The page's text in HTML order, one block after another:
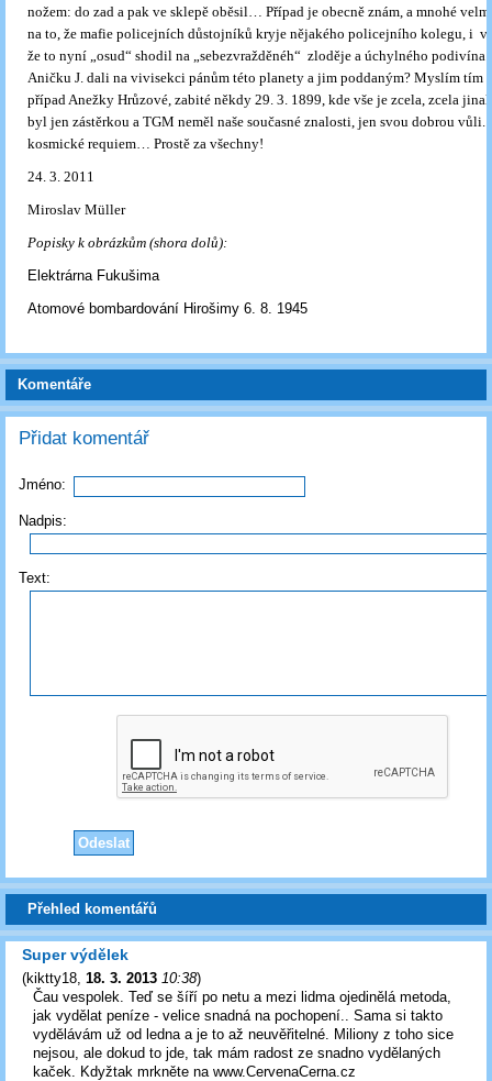
nožem: do zad a pak ve sklepě oběsil… Případ je obecně znám, a mnohé
na to, že mafie policejních důstojníků kryje nějakého policejního kolegu, i
že to nyní „osud“ shodil na „sebezvražděnéh“ zloděje a úchylného podivína
Aničku J. dali na vivisekci pánům této planety a jim poddaným? Myslím tím i
případ Anežky Hrůzové, zabité někdy 29. 3. 1899, kde vše je zcela, zcela
byl jen zástěrkou a TGM neměl naše současné znalosti, jen svou dobrou
kosmické requiem… Prostě za všechny!
24. 3. 2011
Miroslav Müller
Popisky k obrázkům (shora dolů):
Elektrárna Fukušima
Atomové bombardování Hirošimy 6. 8. 1945
Komentáře
Přidat komentář
Jméno:
Nadpis:
Text:
Přehled komentářů
Super výdělek
(kiktty18 18. 3. 2013 10:38)
Čau vespolek. Teď se šíří po netu a mezi lidma ojedinělá metoda,
jak vydělat peníze - velice snadná na pochopení.. Sama si takto
vydělávám už od ledna a je to až neuvěřitelné. Miliony z toho sice
nejsou, ale dokud to jde, tak mám radost ze snadno vydělaných
kaček. Kdyžtak mrkněte na www.CervenaCerna.cz